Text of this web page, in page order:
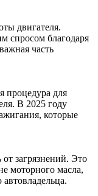
двигателя.
спросом благодаря
часть
процедура для
В 2025 году
которые
загрязнений. Это
моторного масла,